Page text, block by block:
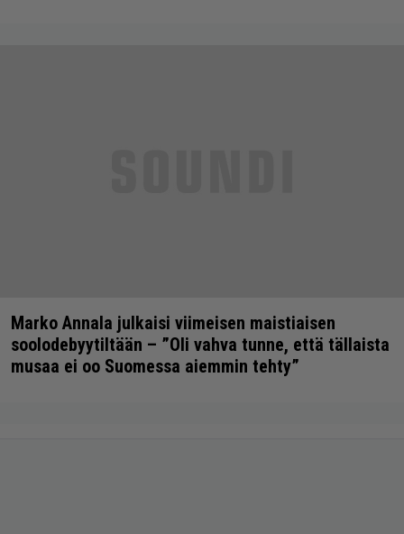
Marko Annala julkaisi viimeisen maistiaisen
soolodebyytiltään – ”Oli vahva tunne, että tällaista
musaa ei oo Suomessa aiemmin tehty”